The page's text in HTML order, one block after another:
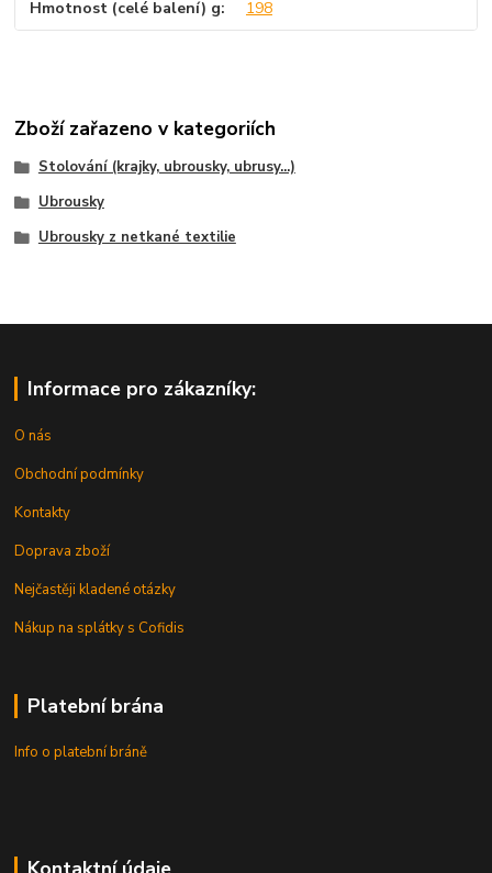
Hmotnost (celé balení) g 198
Zboží zařazeno v kategoriích
Stolování (krajky, ubrousky, ubrusy...)
Ubrousky
Ubrousky z netkané textilie
Informace pro zákazníky:
O nás
Obchodní podmínky
Kontakty
Doprava zboží
Nejčastěji kladené otázky
Nákup na splátky s Cofidis
Platební brána
Info o platební bráně